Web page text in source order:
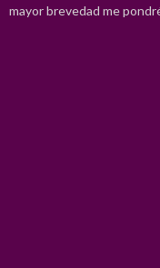
mayor brevedad me